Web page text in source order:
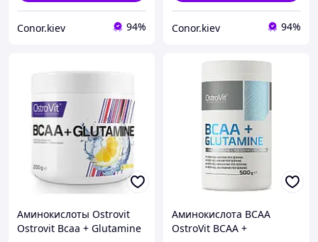
Conor.kiev 94% Conor.kiev 94%
Аминокислоты Ostrovit
Ostrovit Bcaa + Glutamine
Аминокислота BCAA
OstroVit BCAA +